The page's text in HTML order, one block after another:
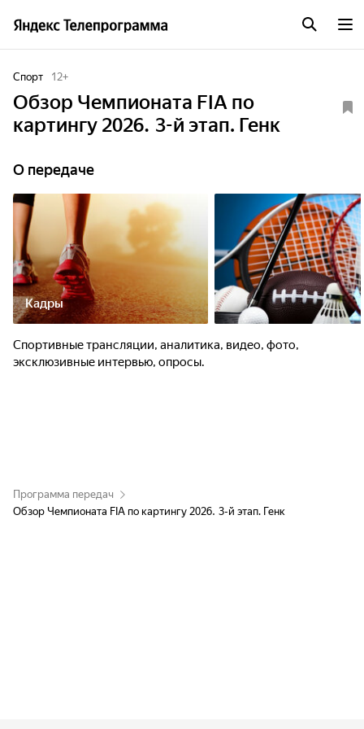
Спорт 12+
Обзор Чемпионата FIA по
картингу 2026. 3-й этап. Генк
О передаче
Кадры
Спортивные трансляции, аналитика, видео, фото,
эксклюзивные интервью, опросы.
Программа передач
Обзор Чемпионата FIA по картингу 2026. 3-й этап. Генк